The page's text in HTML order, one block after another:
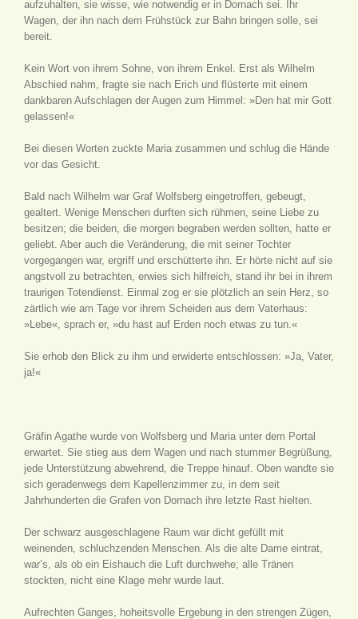
aufzuhalten, sie wisse, wie notwendig er in Dornach sei. Ihr
Wagen, der ihn nach dem Frühstück zur Bahn bringen solle, sei
bereit.
Kein Wort von ihrem Sohne, von ihrem Enkel. Erst als Wilhelm
Abschied nahm, fragte sie nach Erich und flüsterte mit einem
dankbaren Aufschlagen der Augen zum Himmel: »Den hat mir Gott
gelassen!«
Bei diesen Worten zuckte Maria zusammen und schlug die Hände
vor das Gesicht.
Bald nach Wilhelm war Graf Wolfsberg eingetroffen, gebeugt,
gealtert. Wenige Menschen durften sich rühmen, seine Liebe zu
besitzen; die beiden, die morgen begraben werden sollten, hatte er
geliebt. Aber auch die Veränderung, die mit seiner Tochter
vorgegangen war, ergriff und erschütterte ihn. Er hörte nicht auf sie
angstvoll zu betrachten, erwies sich hilfreich, stand ihr bei in ihrem
traurigen Totendienst. Einmal zog er sie plötzlich an sein Herz, so
zärtlich wie am Tage vor ihrem Scheiden aus dem Vaterhaus:
»Lebe«, sprach er, »du hast auf Erden noch etwas zu tun.«
Sie erhob den Blick zu ihm und erwiderte entschlossen: »Ja, Vater,
ja!«
Gräfin Agathe wurde von Wolfsberg und Maria unter dem Portal
erwartet. Sie stieg aus dem Wagen und nach stummer Begrüßung,
jede Unterstützung abwehrend, die Treppe hinauf. Oben wandte sie
sich geradenwegs dem Kapellenzimmer zu, in dem seit
Jahrhunderten die Grafen von Dornach ihre letzte Rast hielten.
Der schwarz ausgeschlagene Raum war dicht gefüllt mit
weinenden, schluchzenden Menschen. Als die alte Dame eintrat,
war’s, als ob ein Eishauch die Luft durchwehe; alle Tränen
stockten, nicht eine Klage mehr wurde laut.
Aufrechten Ganges, hoheitsvolle Ergebung in den strengen Zügen,